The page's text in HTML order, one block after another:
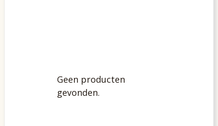
Geen producten
gevonden.